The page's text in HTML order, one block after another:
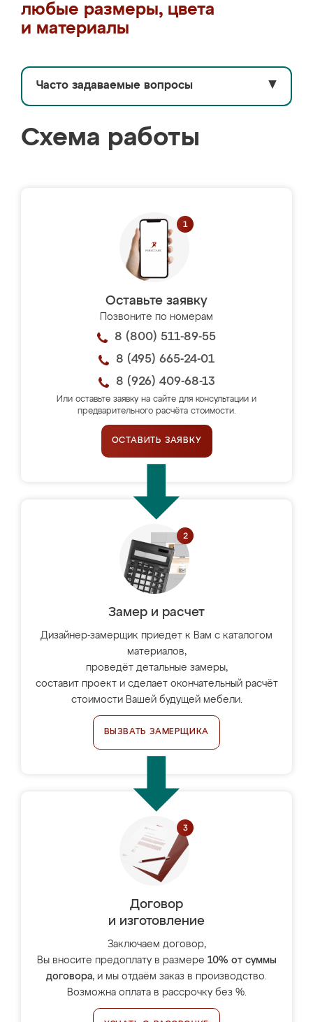
любые размеры, цвета
и материалы
Часто задаваемые вопросы ▼
Схема работы
Оставьте заявку
Позвоните по номерам
8 (800) 511-89-55
8 (495) 665-24-01
8 (926) 409-68-13
Или оставьте заявку на сайте для консультации и
предварительного расчёта стоимости.
ОСТАВИТЬ ЗАЯВКУ
Замер и расчет
Дизайнер-замерщик приедет к Вам с каталогом
материалов,
проведёт детальные замеры,
составит проект и сделает окончательный расчёт
стоимости Вашей будущей мебели.
ВЫЗВАТЬ ЗАМЕРЩИКА
Договор
и изготовление
Заключаем договор,
Вы вносите предоплату в размере 10% от суммы
договора, и мы отдаём заказ в производство.
Возможна оплата в рассрочку без %.